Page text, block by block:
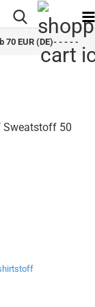
EUR (DE)- - - - - - -
Sweatstoff 50